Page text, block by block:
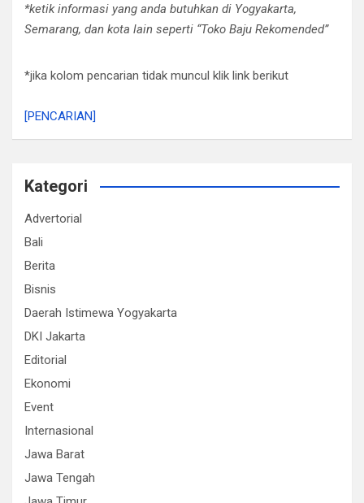
*ketik informasi yang anda butuhkan di Yogyakarta,
Semarang, dan kota lain seperti “Toko Baju Rekomended”
*jika kolom pencarian tidak muncul klik link berikut
[PENCARIAN]
Kategori
Advertorial
Bali
Berita
Bisnis
Daerah Istimewa Yogyakarta
DKI Jakarta
Editorial
Ekonomi
Event
Internasional
Jawa Barat
Jawa Tengah